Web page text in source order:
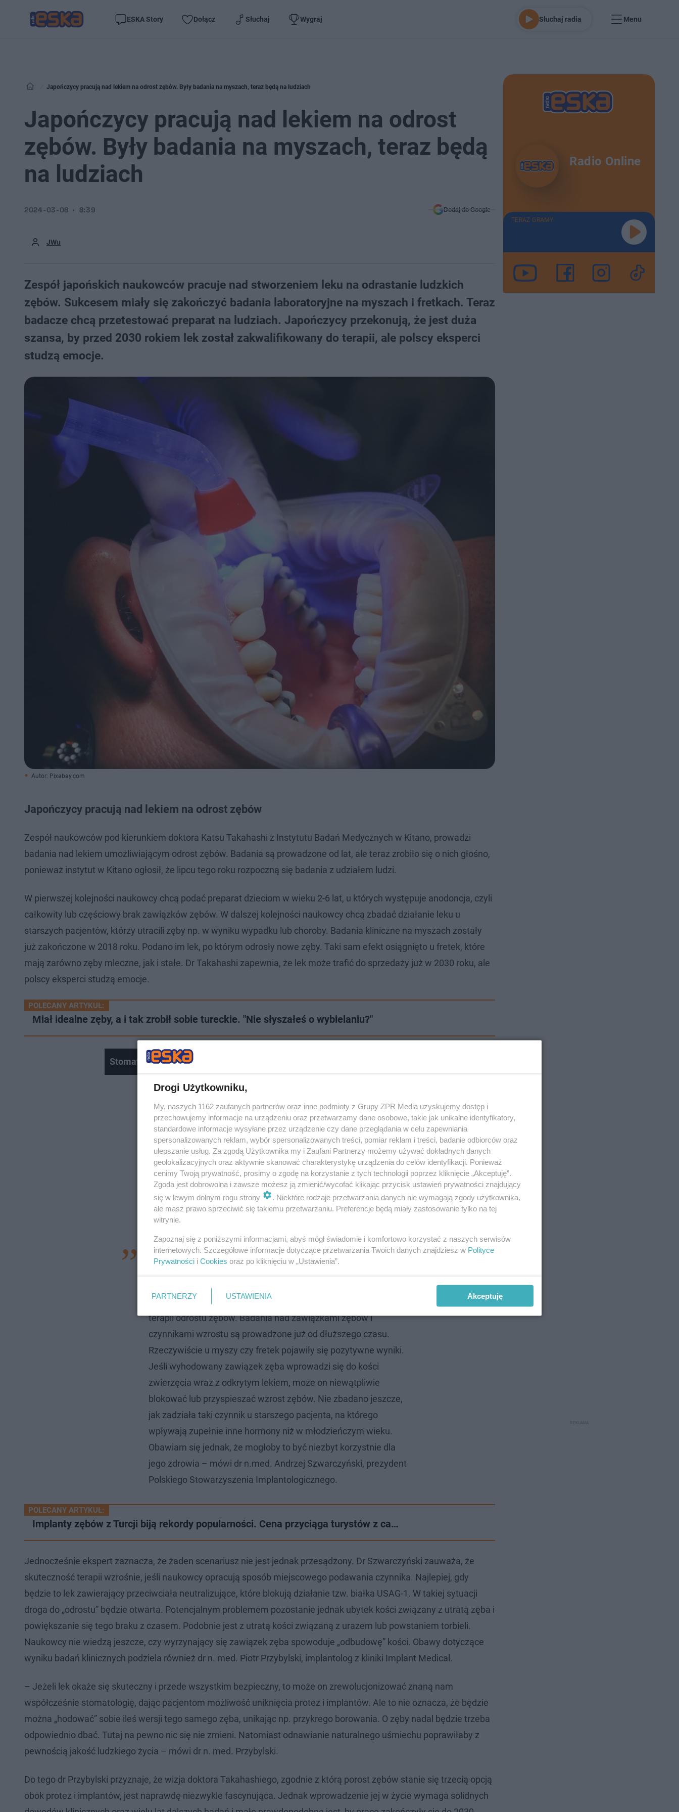
ESKA Story Dołącz Słuchaj Wygraj Słuchaj radia Menu
Japończycy pracują nad lekiem na odrost zębów. Były badania na myszach, teraz będą na ludziach
Japończycy pracują nad lekiem na odrost
zębów. Były badania na myszach, teraz będą
na ludziach
JWu
2024-03-08 8:39 Dodaj do Google
Zespół japońskich naukowców pracuje nad stworzeniem leku na odrastanie ludzkich
zębów. Sukcesem miały się zakończyć badania laboratoryjne na myszach i fretkach. Teraz
badacze chcą przetestować preparat na ludziach. Japończycy przekonują, że jest duża
szansa, by przed 2030 rokiem lek został zakwalifikowany do terapii, ale polscy eksperci
studzą emocje.
Autor: Pixabay.com
Japończycy pracują nad lekiem na odrost zębów
Zespół naukowców pod kierunkiem doktora Katsu Takahashi z Instytutu Badań Medycznych w Kitano, prowadzi
badania nad lekiem umożliwiającym odrost zębów. Badania są prowadzone od lat, ale teraz zrobiło się o nich głośno,
ponieważ instytut w Kitano ogłosił, że lipcu tego roku rozpoczną się badania z udziałem ludzi.
W pierwszej kolejności naukowcy chcą podać preparat dzieciom w wieku 2-6 lat, u których występuje anodoncja, czyli
całkowity lub częściowy brak zawiązków zębów. W dalszej kolejności naukowcy chcą zbadać działanie leku u
starszych pacjentów, którzy utracili zęby np. w wyniku wypadku lub choroby. Badania kliniczne na myszach zostały
już zakończone w 2018 roku. Podano im lek, po którym odrosły nowe zęby. Taki sam efekt osiągnięto u fretek, które
mają zarówno zęby mleczne, jak i stałe. Dr Takahashi zapewnia, że lek może trafić do sprzedaży już w 2030 roku, ale
polscy eksperci studzą emocje.
POLECANY ARTYKUŁ:
Miał idealne zęby, a i tak zrobił sobie tureckie. "Nie słyszałeś o wybielaniu?"
Stomatologia - krzywy zgryz
– 30 lat temu profesor, u którego wtedy pracowałem, nie
przewidywał wielkiego sukcesu implantologii. Dziś wiemy, że
jest ona powszechna i jak najbardziej skuteczna. Nie chciałbym
wskazać podobnie błędnej prognozy i negować skuteczności
terapii odrostu zębów. Badania nad zawiązkami zębów i
czynnikami wzrostu są prowadzone już od dłuższego czasu.
Rzeczywiście u myszy czy fretek pojawiły się pozytywne wyniki.
Jeśli wyhodowany zawiązek zęba wprowadzi się do kości
zwierzęcia wraz z odkrytym lekiem, może on niewątpliwie
blokować lub przyspieszać wzrost zębów. Nie zbadano jeszcze,
jak zadziała taki czynnik u starszego pacjenta, na którego
wpływają zupełnie inne hormony niż w młodzieńczym wieku.
Obawiam się jednak, że mogłoby to być niezbyt korzystnie dla
jego zdrowia – mówi dr n.med. Andrzej Szwarczyński, prezydent
Polskiego Stowarzyszenia Implantologicznego.
POLECANY ARTYKUŁ:
Implanty zębów z Turcji biją rekordy popularności. Cena przyciąga turystów z ca…
Jednocześnie ekspert zaznacza, że żaden scenariusz nie jest jednak przesądzony. Dr Szwarczyński zauważa, że
skuteczność terapii wzrośnie, jeśli naukowcy opracują sposób miejscowego podawania czynnika. Najlepiej, gdy
będzie to lek zawierający przeciwciała neutralizujące, które blokują działanie tzw. białka USAG-1. W takiej sytuacji
droga do „odrostu” będzie otwarta. Potencjalnym problemem pozostanie jednak ubytek kości związany z utratą zęba i
powiększanie się tego braku z czasem. Podobnie jest z utratą kości związaną z urazem lub powstaniem torbieli.
Naukowcy nie wiedzą jeszcze, czy wyrzynający się zawiązek zęba spowoduje „odbudowę” kości. Obawy dotyczące
wyniku badań klinicznych podziela również dr n. med. Piotr Przybylski, implantolog z kliniki Implant Medical.
– Jeżeli lek okaże się skuteczny i przede wszystkim bezpieczny, to może on zrewolucjonizować znaną nam
współcześnie stomatologię, dając pacjentom możliwość uniknięcia protez i implantów. Ale to nie oznacza, że będzie
można „hodować” sobie ileś wersji tego samego zęba, unikając np. przykrego borowania. O zęby nadal będzie trzeba
odpowiednio dbać. Tutaj na pewno nic się nie zmieni. Natomiast odnawianie naturalnego uśmiechu poprawiłaby z
pewnością jakość ludzkiego życia – mówi dr n. med. Przybylski.
Do tego dr Przybylski przyznaje, że wizja doktora Takahashiego, zgodnie z którą porost zębów stanie się trzecią opcją
obok protez i implantów, jest naprawdę niezwykle fascynująca. Jednak wprowadzenie jej w życie wymaga solidnych
Radio Online
TERAZ GRAMY
Drogi Użytkowniku,
My, naszych 1162 zaufanych partnerów oraz inne podmioty z Grupy ZPR Media uzyskujemy dostęp i
przechowujemy informacje na urządzeniu oraz przetwarzamy dane osobowe, takie jak unikalne identyfikatory,
standardowe informacje wysyłane przez urządzenie czy dane przeglądania w celu zapewniania
spersonalizowanych reklam, wybór spersonalizowanych treści, pomiar reklam i treści, badanie odbiorców oraz
ulepszanie usług. Za zgodą Użytkownika my i Zaufani Partnerzy możemy używać dokładnych danych
geolokalizacyjnych oraz aktywnie skanować charakterystykę urządzenia do celów identyfikacji. Ponieważ
cenimy Twoją prywatność, prosimy o zgodę na korzystanie z tych technologii poprzez kliknięcie „Akceptuję”.
Zgoda jest dobrowolna i zawsze możesz ją zmienić/wycofać klikając przycisk ustawień prywatności znajdujący
się w lewym dolnym rogu strony
. Niektóre rodzaje przetwarzania danych nie wymagają zgody użytkownika,
ale masz prawo sprzeciwić się takiemu przetwarzaniu. Preferencje będą miały zastosowanie tylko na tej
witrynie.
Zapoznaj się z poniższymi informacjami, abyś mógł świadomie i komfortowo korzystać z naszych serwisów
internetowych. Szczegółowe informacje dotyczące przetwarzania Twoich danych znajdziesz w Polityce
Prywatności i Cookies oraz po kliknięciu w „Ustawienia”.
PARTNERZY USTAWIENIA Akceptuję